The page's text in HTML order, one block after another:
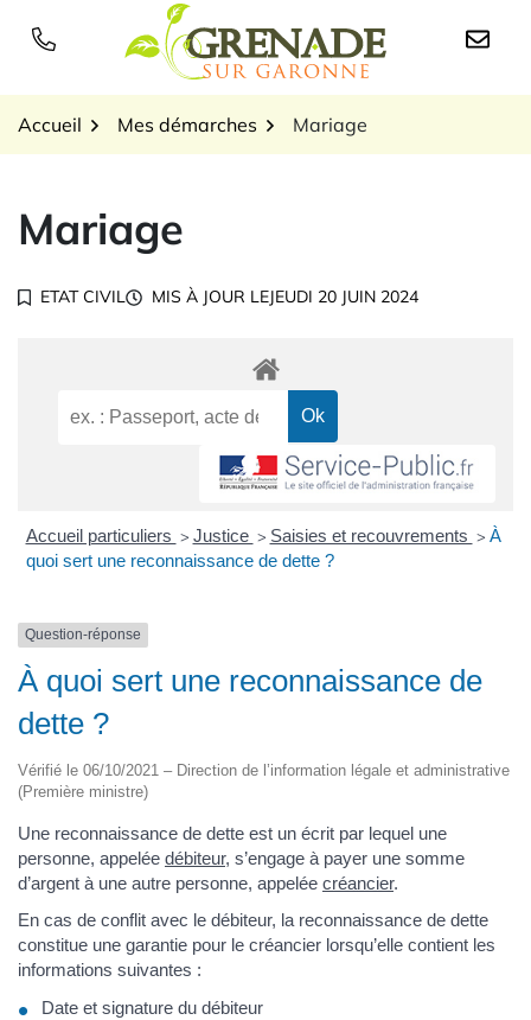
Logo Grenade sur
Accueil Mes démarches Mariage
Mariage
ETAT CIVIL MIS À JOUR LEJEUDI 20 JUIN 2024
Accueil particuliers > Justice > Saisies et recouvrements > À
quoi sert une reconnaissance de dette ?
Question-réponse
À quoi sert une reconnaissance de
dette ?
Vérifié le 06/10/2021 – Direction de l’information légale et administrative
(Première ministre)
Une reconnaissance de dette est un écrit par lequel une
personne, appelée débiteur, s’engage à payer une somme
d’argent à une autre personne, appelée créancier.
En cas de conflit avec le débiteur, la reconnaissance de dette
constitue une garantie pour le créancier lorsqu’elle contient les
informations suivantes :
Date et signature du débiteur